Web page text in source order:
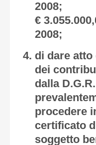
2008;
€
2008;
di dare
dei
dalla
procedere
certificato
soggetto